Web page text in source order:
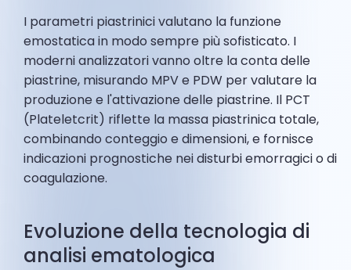
I parametri piastrinici valutano la funzione
emostatica in modo sempre più sofisticato. I
moderni analizzatori vanno oltre la conta delle
piastrine, misurando MPV e PDW per valutare la
produzione e l'attivazione delle piastrine. Il PCT
(Plateletcrit) riflette la massa piastrinica totale,
combinando conteggio e dimensioni, e fornisce
indicazioni prognostiche nei disturbi emorragici o di
coagulazione.
Evoluzione della tecnologia di
analisi ematologica